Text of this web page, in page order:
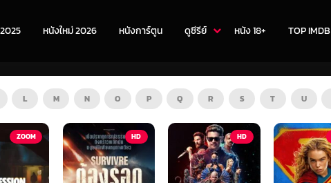
หนังใหม่ 2026 หนังการ์ตูน ดูซีรีย์ หนัง 18+ TOP IMDB
L M N O P Q R S T U
HD HD ZOOM